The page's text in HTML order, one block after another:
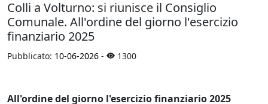
Colli a Volturno: si riunisce il Consiglio
Comunale. All'ordine del giorno l'esercizio
finanziario 2025
Pubblicato: 10-06-2026 - 1300
All'ordine del giorno l'esercizio finanziario 2025